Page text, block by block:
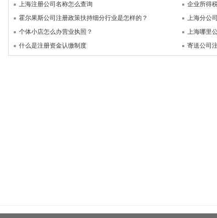
上海注册公司名称怎么查询
企业所得
霍尔果斯公司注册政策扶持细分行业是怎样的？
上海分公
个体小店怎么办营业执照？
上海哪里
什么是注册资金认缴制度
寄送公司